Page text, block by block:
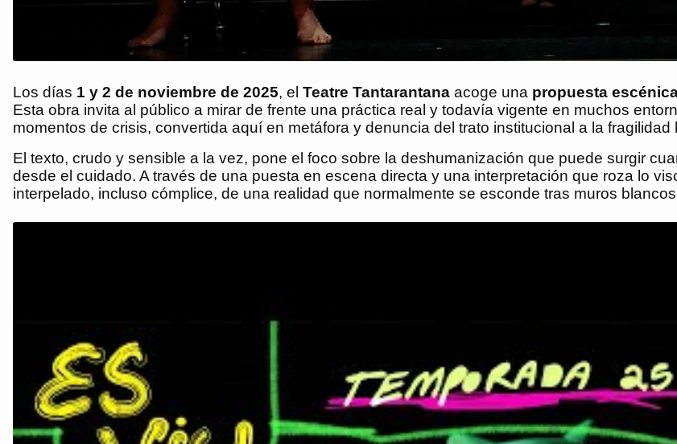
Los días 1 y 2 de noviembre de 2025, el Teatre Tantarantana acoge una propuesta
Esta obra invita al público a mirar de frente una práctica real y todavía vigente en muchos
momentos de crisis, convertida aquí en metáfora y denuncia del trato institucional a la fragilidad
El texto, crudo y sensible a la vez, pone el foco sobre la deshumanización que puede surgir
desde el cuidado. A través de una puesta en escena directa y una interpretación que roza lo
interpelado, incluso cómplice, de una realidad que normalmente se esconde tras muros